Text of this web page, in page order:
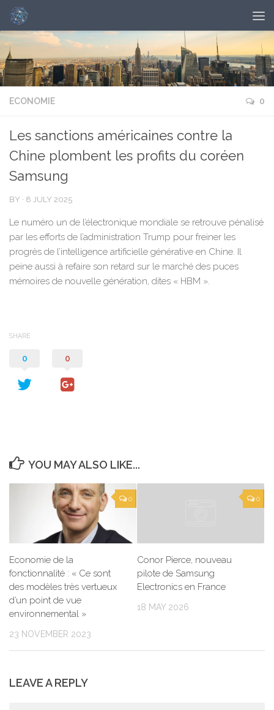
ECONOMIE 0
Les sanctions américaines contre la
Chine plombent les profits du coréen
Samsung
BY · 8 JULY 2025
Le numéro un de l’électronique mondiale se retrouve pénalisé
par les efforts de l’administration Trump pour freiner les
progrès de l’intelligence artificielle générative en Chine. Il
peine aussi à refaire son retard sur le marché des puces
mémoires de nouvelle génération, dites « HBM ».
SHARE
0 0
YOU MAY ALSO LIKE...
0
Economie de la
fonctionnalité : « Ce sont
des modèles très vertueux
d’un point de vue
environnemental »
23 NOVEMBER 2023
0
Conor Pierce, nouveau
pilote de Samsung
Electronics en France
18 MAY 2026
LEAVE A REPLY